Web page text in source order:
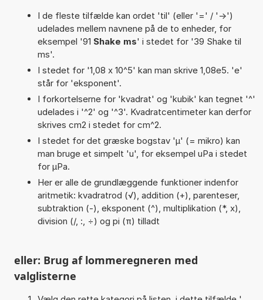
I de fleste tilfælde kan ordet 'til' (eller '=' / '->')
udelades mellem navnene på de to enheder, for
eksempel '91 Shake ms' i stedet for '39 Shake til
ms'.
I stedet for '1,08 x 10^5' kan man skrive 1,08e5. 'e'
står for 'eksponent'.
I forkortelserne for 'kvadrat' og 'kubik' kan tegnet '^'
udelades i '^2' og '^3'. Kvadratcentimeter kan derfor
skrives cm2 i stedet for cm^2.
I stedet for det græske bogstav 'µ' (= mikro) kan
man bruge et simpelt 'u', for eksempel uPa i stedet
for µPa.
Her er alle de grundlæggende funktioner indenfor
aritmetik: kvadratrod (√), addition (+), parenteser,
subtraktion (-), eksponent (^), multiplikation (*, x),
division (/, :, ÷) og pi (π) tilladt
eller: Brug af lommeregneren med
valglisterne